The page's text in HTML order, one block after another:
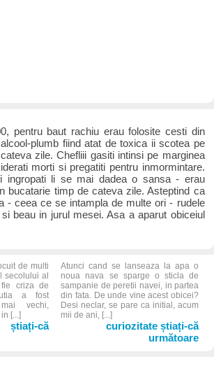
pentru baut rachiu erau folosite cesti din
plumb fiind atat de toxica ii scotea pe
zile. Chefliii gasiti intinsi pe marginea
morti si pregatiti pentru inmormintare.
ingropati li se mai dadea o sansa - erau
bucatarie timp de cateva zile. Asteptind ca
- ceea ce se intampla de multe ori - rudele
beau in jurul mesei. Asa a aparut obiceiul
de multi
secolului al
criza de
a fost
vechi,
[...]
că
Atunci cand se lanseaza la apa o
noua nava se sparge o sticla de
sampanie de peretii navei, in partea
din fata. De unde vine acest obicei?
Desi neclar, se pare ca initial, acum
mii de ani, [...]
curiozitate știați-că
următoare